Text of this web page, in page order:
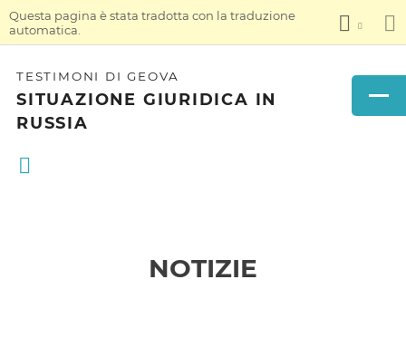
Questa pagina è stata tradotta con la traduzione
automatica.
TESTIMONI DI GEOVA
SITUAZIONE GIURIDICA IN
RUSSIA
NOTIZIE